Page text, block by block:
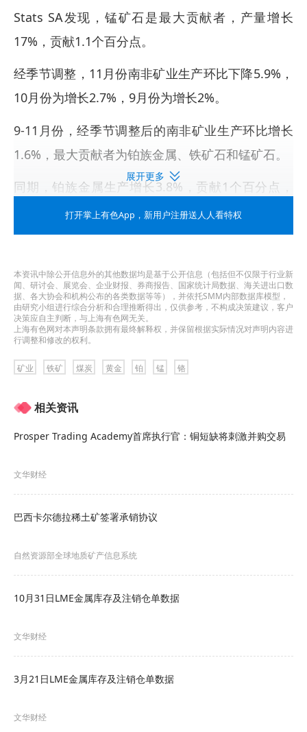
Stats SA发现，锰矿石是最大贡献者，产量增长
17%，贡献1.1个百分点。
经季节调整，11月份南非矿业生产环比下降5.9%，
10月份为增长2.7%，9月份为增长2%。
9-11月份，经季节调整后的南非矿业生产环比增长
1.6%，最大贡献者为铂族金属、铁矿石和锰矿石。
同期，铂族金属生产增长3.8%，贡献1个百分点，
铁矿石产量增长5.7%，贡献0.9个百分点。
同时，Stats SA报告，按现价，11月份矿产品销售
同比下降0.3%，最大拖累者为金、煤和铁矿石。
黄金销售下降27.9%，拖累6个百分点；煤炭下降
15%，拖累3.8个百分点；铁矿石下降16.6%，拖累
Stats SA发现，最大贡献者为铂族金属，增长
42.3%，贡献9.7个百分点。
另外，11月份，经季节调整后的矿产品销售额环比
下降2.4%。10月份为下降0.9%，9月份为增长
7.9%。
9-11月，经季节调整后的矿产品销售额环比增长
7.7%。
展开更多
打开掌上有色App ，新用户注册送人人看特权
本资讯中除公开信息外的其他数据均是基于公开信息（包括但不仅限于行业新
闻、研讨会、展览会、企业财报、券商报告、国家统计局数据、海关进出口数
据、各大协会和机构公布的各类数据等等），并依托SMM内部数据库模型，
由研究小组进行综合分析和合理推断得出，仅供参考，不构成决策建议，客户
决策应自主判断，与上海有色网无关。
上海有色网对本声明条款拥有最终解释权，并保留根据实际情况对声明内容进
行调整和修改的权利。
矿业 铁矿 煤炭 黄金 铂 锰 铬
相关资讯
Prosper Trading Academy首席执行官：铜短缺将刺激并购交易
文华财经
巴西卡尔德拉稀土矿签署承销协议
自然资源部全球地质矿产信息系统
10月31日LME金属库存及注销仓单数据
文华财经
3月21日LME金属库存及注销仓单数据
文华财经